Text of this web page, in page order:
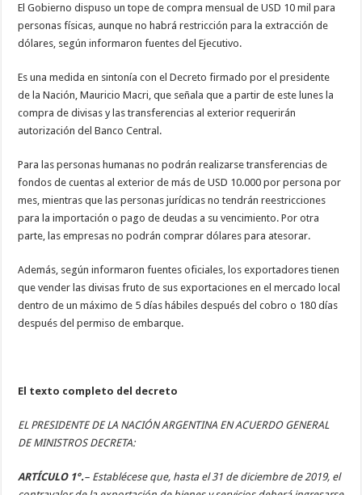
El Gobierno dispuso un tope de compra mensual de USD 10 mil para
personas físicas, aunque no habrá restricción para la extracción de
dólares, según informaron fuentes del Ejecutivo.
Es una medida en sintonía con el Decreto firmado por el presidente
de la Nación, Mauricio Macri, que señala que a partir de este lunes la
compra de divisas y las transferencias al exterior requerirán
autorización del Banco Central.
Para las personas humanas no podrán realizarse transferencias de
fondos de cuentas al exterior de más de USD 10.000 por persona por
mes, mientras que las personas jurídicas no tendrán reestricciones
para la importación o pago de deudas a su vencimiento. Por otra
parte, las empresas no podrán comprar dólares para atesorar.
Además, según informaron fuentes oficiales, los exportadores tienen
que vender las divisas fruto de sus exportaciones en el mercado local
dentro de un máximo de 5 días hábiles después del cobro o 180 días
después del permiso de embarque.
El texto completo del decreto
EL PRESIDENTE DE LA NACIÓN ARGENTINA EN ACUERDO GENERAL
DE MINISTROS DECRETA:
ARTÍCULO 1°.– Establécese que, hasta el 31 de diciembre de 2019, el